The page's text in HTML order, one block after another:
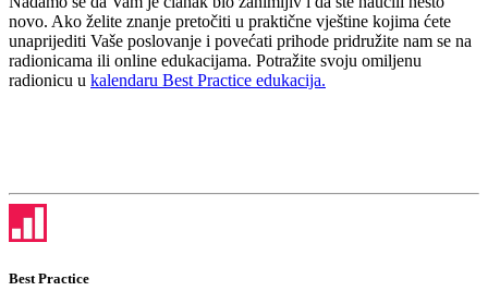
novo. Ako želite znanje pretočiti u praktične vještine kojima ćete
unaprijediti Vaše poslovanje i povećati prihode pridružite nam se na
radionicama ili online edukacijama. Potražite svoju omiljenu
radionicu u kalendaru Best Practice edukacija.
Best Practice